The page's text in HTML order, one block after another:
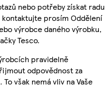
nebo potřeby získat radu
kontaktujte prosím Oddělení
výrobce daného výrobku,
Tesco.
pravidelně
odpovědnost za
však nemá vliv na Vaše